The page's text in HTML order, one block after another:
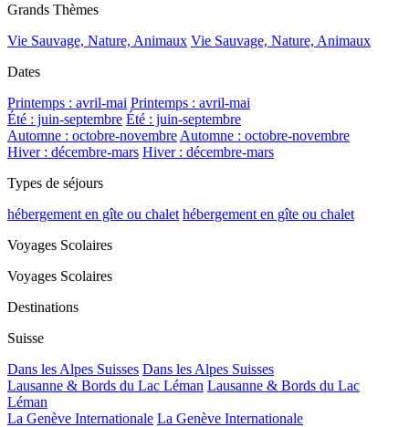
Grands Thèmes
Vie Sauvage, Nature, Animaux Vie Sauvage, Nature, Animaux
Dates
Printemps : avril-mai Printemps : avril-mai
Été : juin-septembre Été : juin-septembre
Automne : octobre-novembre Automne : octobre-novembre
Hiver : décembre-mars Hiver : décembre-mars
Types de séjours
hébergement en gîte ou chalet hébergement en gîte ou chalet
Voyages Scolaires
Voyages Scolaires
Destinations
Suisse
Dans les Alpes Suisses Dans les Alpes Suisses
Lausanne & Bords du Lac Léman Lausanne & Bords du Lac
Léman
La Genève Internationale La Genève Internationale